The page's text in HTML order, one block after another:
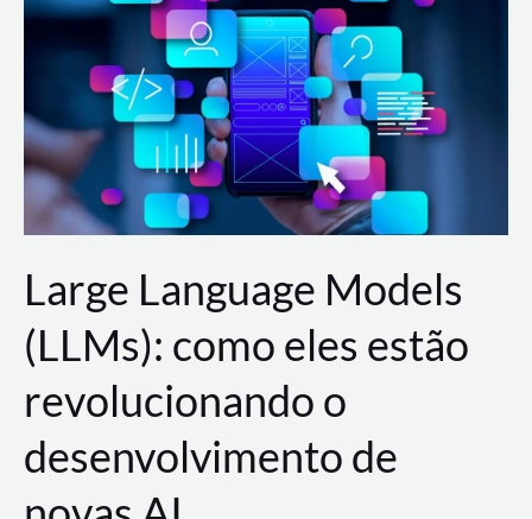
de
a
AWS?
Large Language Models
(LLMs): como eles estão
revolucionando o
desenvolvimento de